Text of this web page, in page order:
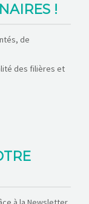
!
de
des filières et